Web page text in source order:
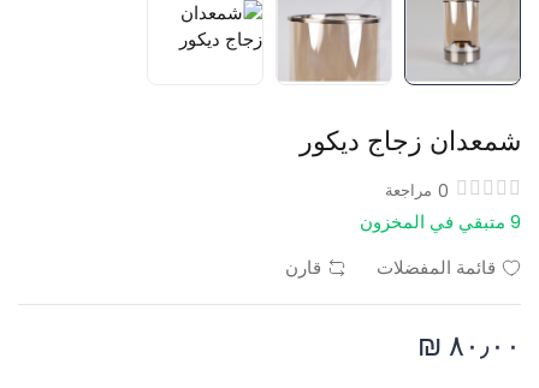
شمعدان زجاج ديكور
0 مراجعة
9 متبقي في المخزون
قائمة المفضلات
قارن
٨٠٫٠٠ ₪